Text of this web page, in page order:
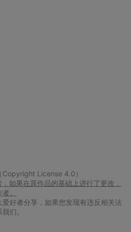
License 4.0）
如果在原作品的基础上进行了更改，
。
好者分享，如果您发现有违反相关法
们。